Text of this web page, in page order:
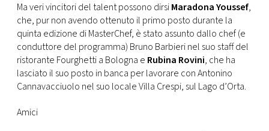
Ma veri vincitori del talent possono dirsiMaradona Youssef,
che, pur non avendo ottenuto il primo posto durante la
quinta edizione di MasterChef, è stato assunto dallo chef (e
conduttore del programma) Bruno Barbieri nel suo staff del
ristorante Fourghetti a Bologna e Rubina Rovini, che ha
lasciato il suo posto in banca per lavorare con Antonino
Cannavacciuolo nel suo locale Villa Crespi, sul Lago d’Orta.
Amici